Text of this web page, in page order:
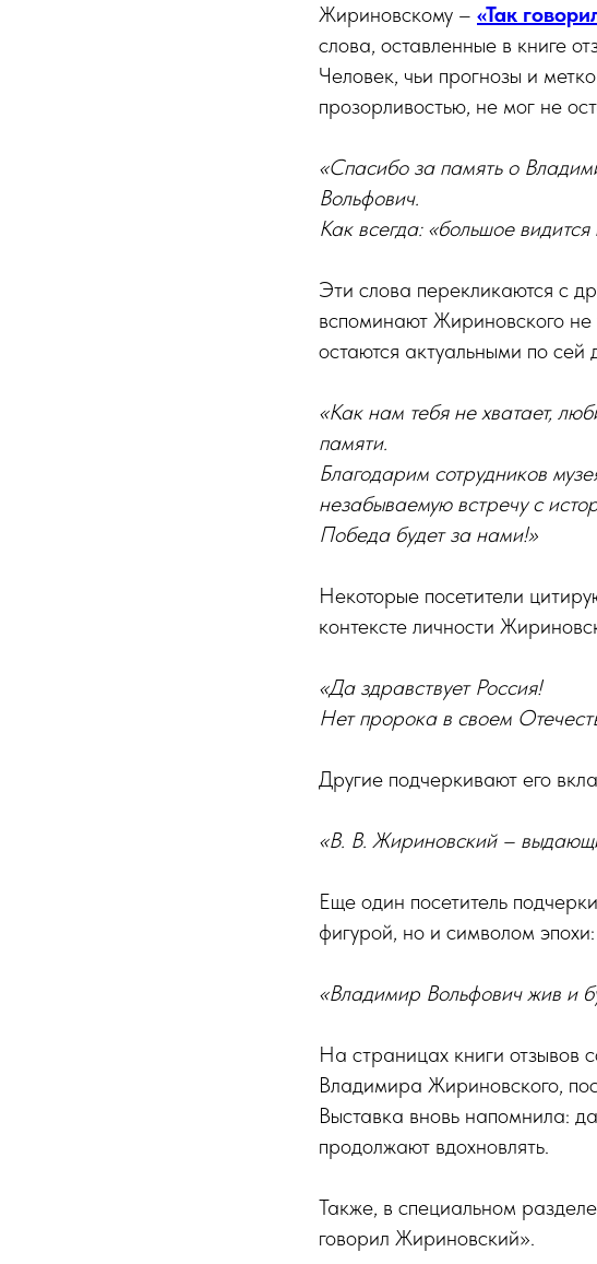
Жириновскому – «Так
слова, оставленные в книге
Человек, чьи прогнозы и
прозорливостью, не мог не
«Спасибо за память о
Вольфович.
Как всегда: «большое
Эти слова перекликаются с
вспоминают Жириновского не
остаются актуальными по сей
«Как нам тебя не хватает,
памяти.
Благодарим сотрудников
незабываемую встречу с
Победа будет за нами!»
Некоторые посетители
контексте личности
«Да здравствует Россия!
Нет пророка в своем
Другие подчеркивают его
«В. В. Жириновский –
Еще один посетитель
фигурой, но и символом эпохи:
«Владимир Вольфович жив и
На страницах книги отзывов
Владимира Жириновского,
Выставка вновь напомнила:
продолжают вдохновлять.
Также, в специальном
говорил Жириновский».